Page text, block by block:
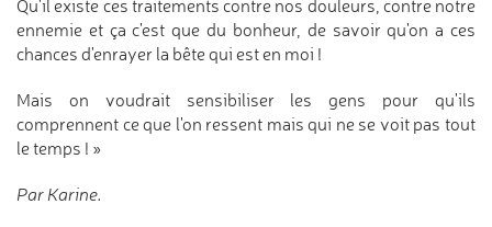
Qu'il existe ces traitements contre nos douleurs, contre notre
ennemie et ça c'est que du bonheur, de savoir qu'on a ces
chances d'enrayer la bête qui est en moi !
Mais on voudrait sensibiliser les gens pour qu'ils
comprennent ce que l'on ressent mais qui ne se voit pas tout
le temps ! »
Par Karine.